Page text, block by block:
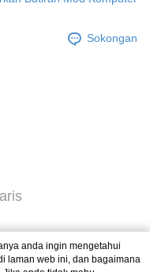
Sokongan
anda ingin mengetahui
laman web ini, dan bagaimana